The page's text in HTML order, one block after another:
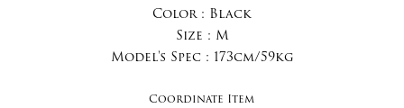
Color : Black
Size : M
Model's Spec : 173cm/59kg
Coordinate Item